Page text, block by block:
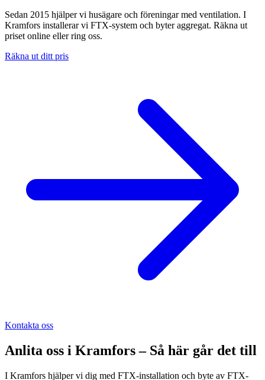
Sedan 2015 hjälper vi husägare och föreningar med ventilation. I
Kramfors installerar vi FTX-system och byter aggregat. Räkna ut
priset online eller ring oss.
Räkna ut ditt pris
Kontakta oss
Anlita oss i Kramfors– Så här går det till
I Kramfors hjälper vi dig med FTX-installation och byte av FTX-